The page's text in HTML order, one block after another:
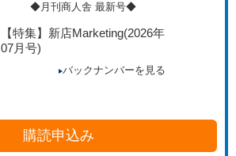
◆月刊商人舎 最新号◆
【特集】新店Marketing(2026年
07月号)
バックナンバーを見る
購読申込み